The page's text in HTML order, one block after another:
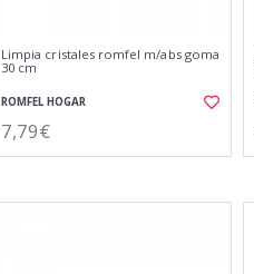
Limpia cristales romfel m/abs goma
30 cm
ROMFEL HOGAR
7,79€